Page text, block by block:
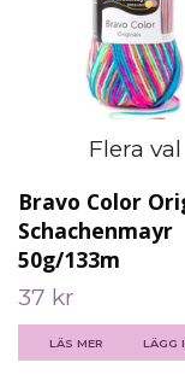
Flera val
Bravo Color
Schachenmayr
50g/133m
37 kr
LÄS MER LÄGG